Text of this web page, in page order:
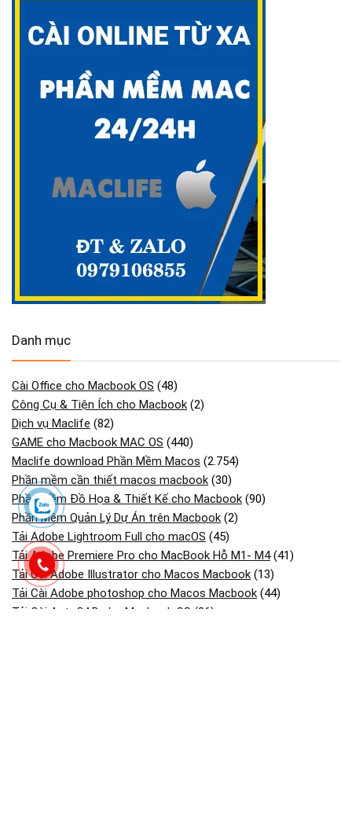
Danh mục
Cài Office cho Macbook OS (48)
Công Cụ & Tiện Ích cho Macbook (2)
Dịch vụ Maclife (82)
GAME cho Macbook MAC OS (440)
Maclife download Phần Mềm Macos (2.754)
Phần mềm cần thiết macos macbook (30)
Phần Mềm Đồ Họa & Thiết Kế cho Macbook (90)
Phần Mềm Quản Lý Dự Án trên Macbook (2)
Tải Adobe Lightroom Full cho macOS (45)
Tải Adobe Premiere Pro cho MacBook Hỗ M1- M4(41)
Tải Cài Adobe Illustrator cho Macos Macbook (13)
Tải Cài Adobe photoshop cho Macos Macbook (44)
Tải Cài AutoCAD cho Macbook OS (26)